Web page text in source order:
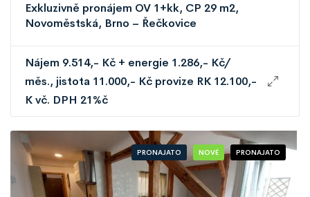
Exkluzivně pronájem OV 1+kk, CP 29 m2,
Novoměstská, Brno – Řečkovice
Nájem 9.514,- Kč + energie 1.286,- Kč/
měs., jistota 11.000,- Kč provize RK 12.100,-
K vč. DPH 21%č
PRONAJATO NOVÉ PRONAJATO